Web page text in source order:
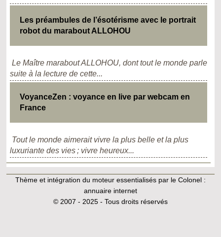
Les préambules de l’ésotérisme avec le portrait
robot du marabout ALLOHOU
Le Maître marabout ALLOHOU, dont tout le monde parle
suite à la lecture de cette...
VoyanceZen : voyance en live par webcam en
France
Tout le monde aimerait vivre la plus belle et la plus
luxuriante des vies ; vivre heureux...
Thème et intégration du moteur essentialisés par le Colonel :
annuaire internet
© 2007 - 2025 - Tous droits réservés